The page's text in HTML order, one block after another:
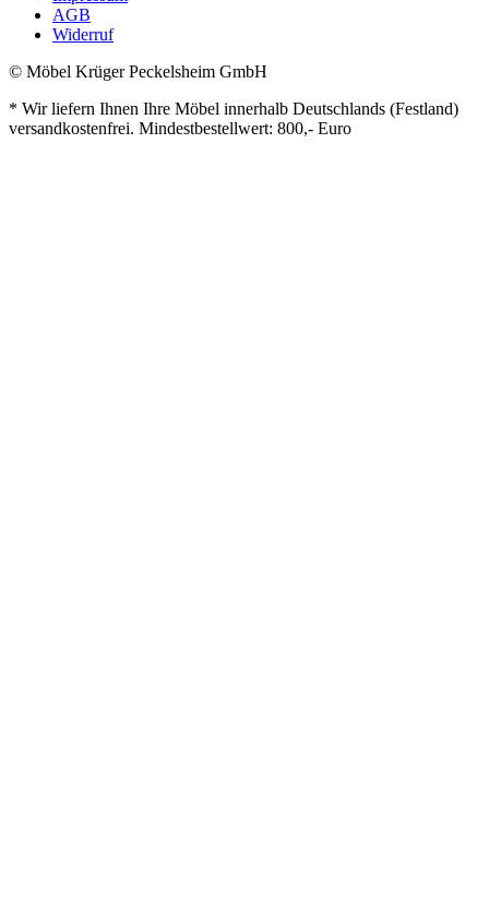
AGB
Widerruf
© Möbel Krüger Peckelsheim GmbH
* Wir liefern Ihnen Ihre Möbel innerhalb Deutschlands (Festland)
versandkostenfrei. Mindestbestellwert: 800,- Euro